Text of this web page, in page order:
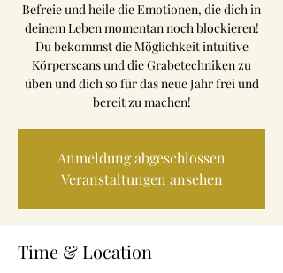
Befreie und heile die Emotionen, die dich in
deinem Leben momentan noch blockieren!
Du bekommst die Möglichkeit intuitive
Körperscans und die Grabetechniken zu
üben und dich so für das neue Jahr frei und
bereit zu machen!
Anmeldung abgeschlossen
Veranstaltungen ansehen
Time & Location